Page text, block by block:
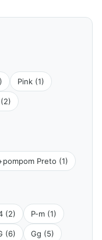
Pink (1)
Preto (1)
(2) P-m (1)
(6) Gg (5)